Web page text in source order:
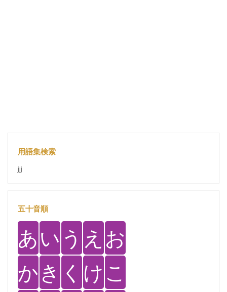
用語集検索
jjj
五十音順
あい う え お
かき く けこ